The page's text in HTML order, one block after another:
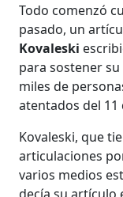
Todo comenzó
pasado, un
Kovaleski
para sostener
miles de
atentados del 11
Kovaleski, que
articulaciones
varios medios